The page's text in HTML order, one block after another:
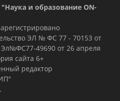
"Наука и образование ON-
ЭЛ № ФС 77 - 70153 от
49690 от 26 апреля
сайта 6+
редактор